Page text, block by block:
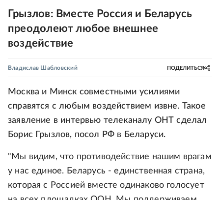
Грызлов: Вместе Россия и Беларусь
преодолеют любое внешнее
воздействие
Владислав Шабловский ПОДЕЛИТЬСЯ
Москва и Минск совместными усилиями
справятся с любым воздействием извне. Такое
заявление в интервью телеканалу ОНТ сделал
Борис Грызлов, посол РФ в Беларуси.
"Мы видим, что противодействие нашим врагам
у нас единое. Беларусь - единственная страна,
которая с Россией вместе одинаково голосует